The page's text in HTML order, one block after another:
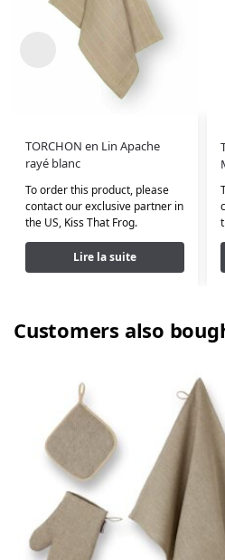
TORCHON en Lin Apache
rayé blanc
To order this product, please
contact our exclusive partner in
the US, Kiss That Frog.
Lire la suite
Customers also